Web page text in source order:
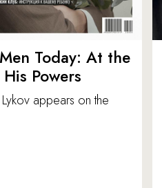
Today: At the
Powers
appears on the